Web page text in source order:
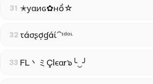
31 ✭уαиɢ✿нồ☆
32 τáσʂợɠáί⁀ᶦᵈᵒᶫ
33 FL丶ミÇlєαr๖╰‿╯